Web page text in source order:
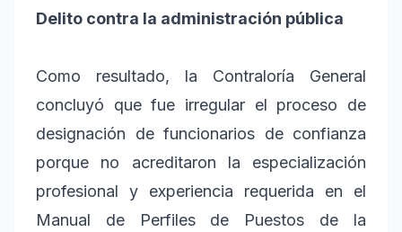
Delito contra la administración pública
Como resultado, la Contraloría General
concluyó que fue irregular el proceso de
designación de funcionarios de confianza
porque no acreditaron la especialización
profesional y experiencia requerida en el
Manual de Perfiles de Puestos de la